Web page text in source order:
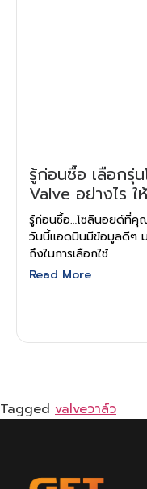
รู้ก่อนซื้อ เลือกรุ่
Valve อย่างไร ใ
รู้ก่อนซื้อ…โซลินอยด์ที่คุณ
วันนี้แอดมินมีข้อมูลดีๆ
ถึงในการเลือกใช้
Read More
Tagged valveวาล์ว